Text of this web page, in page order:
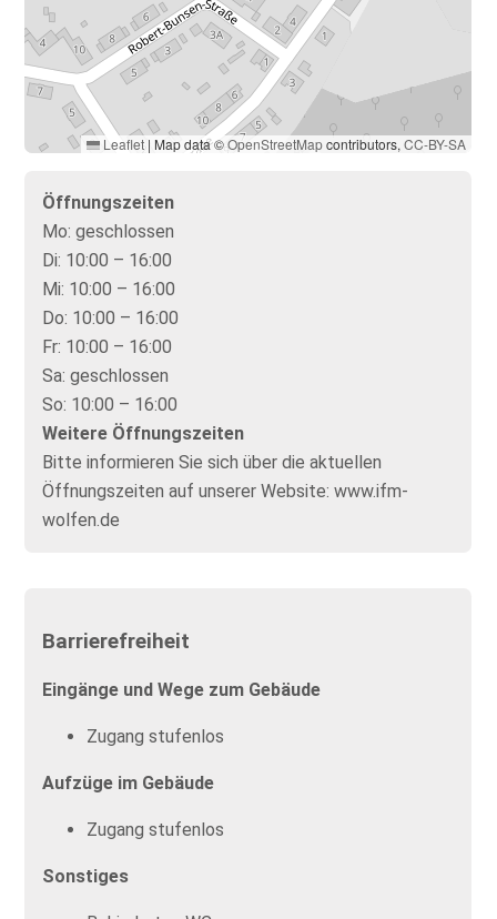
Leaflet | Map data ©OpenStreetMapcontributors,CC-BY-SA
Öffnungszeiten
Mo: geschlossen
Di: 10:00 – 16:00
Mi: 10:00 – 16:00
Do: 10:00 – 16:00
Fr: 10:00 – 16:00
Sa: geschlossen
So: 10:00 – 16:00
Weitere Öffnungszeiten
Bitte informieren Sie sich über die aktuellen
Öffnungszeiten auf unserer Website: www.ifm-
wolfen.de
Barrierefreiheit
Eingänge und Wege zum Gebäude
Zugang stufenlos
Aufzüge im Gebäude
Zugang stufenlos
Sonstiges